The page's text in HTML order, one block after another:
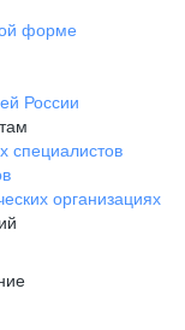
форме
России
специалистов
организациях